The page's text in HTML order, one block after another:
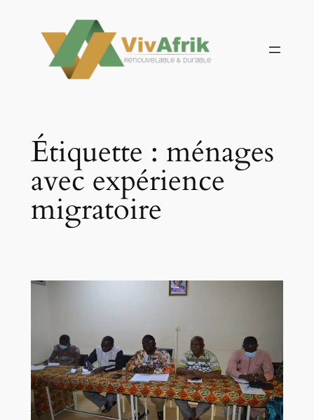
contenu
Étiquette : ménages
avec expérience
migratoire